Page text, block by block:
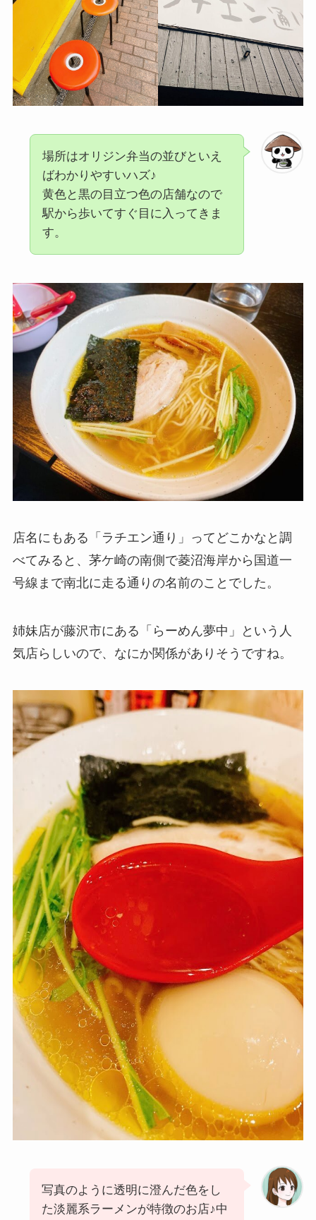
場所はオリジン弁当の並びといえ
ばわかりやすいハズ♪
黄色と黒の目立つ色の店舗なので
駅から歩いてすぐ目に入ってきま
す。
店名にもある「ラチエン通り」ってどこかなと調
べてみると、茅ケ崎の南側で菱沼海岸から国道一
号線まで南北に走る通りの名前のことでした。
姉妹店が藤沢市にある「らーめん夢中」という人
気店らしいので、なにか関係がありそうですね。
写真のように透明に澄んだ色をし
た淡麗系ラーメンが特徴のお店♪中